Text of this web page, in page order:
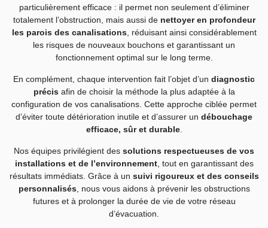
particulièrement efficace : il permet non seulement d’éliminer
totalement l’obstruction, mais aussi de nettoyer en profondeur
les parois des canalisations, réduisant ainsi considérablement
les risques de nouveaux bouchons et garantissant un
fonctionnement optimal sur le long terme.
En complément, chaque intervention fait l’objet d’un diagnostic
précisafin de choisir la méthode la plus adaptée à la
configuration de vos canalisations. Cette approche ciblée permet
d’éviter toute détérioration inutile et d’assurer un débouchage
efficace, sûr et durable.
Nos équipes privilégient des solutions respectueuses de vos
installations et de l’environnement, tout en garantissant des
résultats immédiats. Grâce à un suivi rigoureux et des conseils
personnalisés, nous vous aidons à prévenir les obstructions
futures et à prolonger la durée de vie de votre réseau
d’évacuation.